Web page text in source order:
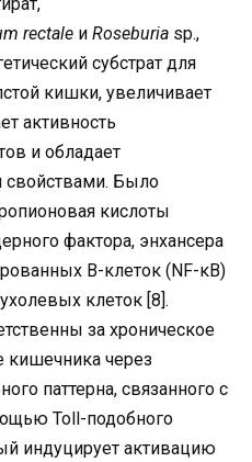
rectale и Roseburia sp.,
субстрат для
кишки, увеличивает
активность
и обладает
свойствами. Было
кислоты
фактора, энхансера
В-клеток (NF-κB)
клеток [8].
за хроническое
кишечника через
паттерна, связанного с
Toll-подобного
индуцирует активацию